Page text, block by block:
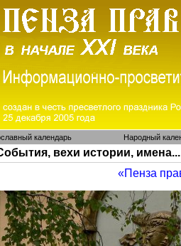
календарь Народный
вехи истории, имена...
«Пенза